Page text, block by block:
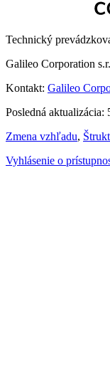
Technický
Galileo Corporation
Kontakt: Galileo
Posledná aktualizácia:
Zmena vzhľadu,
Vyhlásenie o